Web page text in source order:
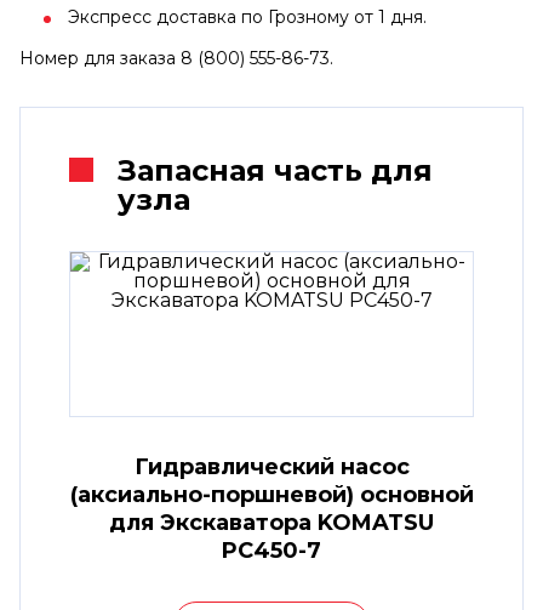
Экспресс доставка по Грозному от 1 дня.
Номер для заказа 8 (800) 555-86-73.
Запасная часть для
узла
Гидравлический насос
(аксиально-поршневой) основной
для Экскаватора KOMATSU
PC450-7